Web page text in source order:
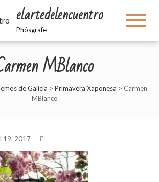
elartedelencuentro
Phôsgrafe
MBlanco
de Galicia > Primavera Xaponesa > Carmen
MBlanco
19, 2017